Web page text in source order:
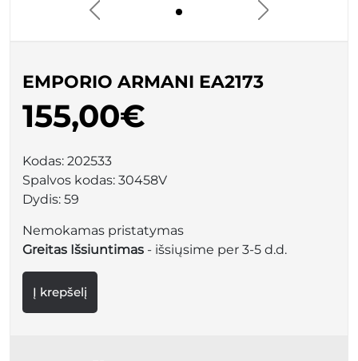
EMPORIO ARMANI EA2173
155,00€
Kodas: 202533
Spalvos kodas: 30458V
Dydis: 59
Nemokamas pristatymas
Greitas Išsiuntimas - išsiųsime per 3-5 d.d.
Į krepšelį